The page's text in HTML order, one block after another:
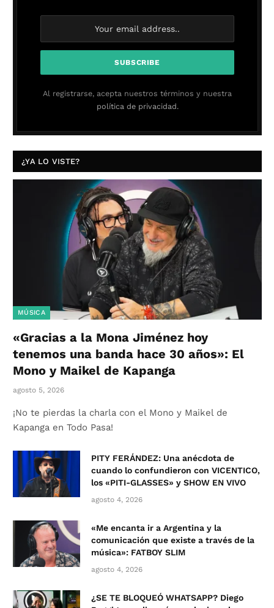
Al registrarse, acepta nuestros términos y nuestra
política de privacidad.
¿YA LO VISTE?
MÚSICA
«Gracias a la Mona Jiménez hoy
tenemos una banda hace 30 años»: El
Mono y Maikel de Kapanga
agosto 5, 2026
¡No te pierdas la charla con el Mono y Maikel de
Kapanga en Todo Pasa!
PITY FERÁNDEZ: Una anécdota de
cuando lo confundieron con VICENTICO,
los «PITI-GLASSES» y SHOW EN VIVO
agosto 4, 2026
«Me encanta ir a Argentina y la
comunicación que existe a través de la
música»: FATBOY SLIM
agosto 4, 2026
¿SE TE BLOQUEÓ WHATSAPP? Diego